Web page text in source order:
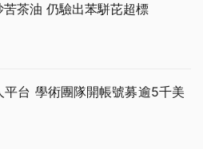
茶油 仍驗出苯駢芘超標
台 學術團隊開帳號募逾5千美